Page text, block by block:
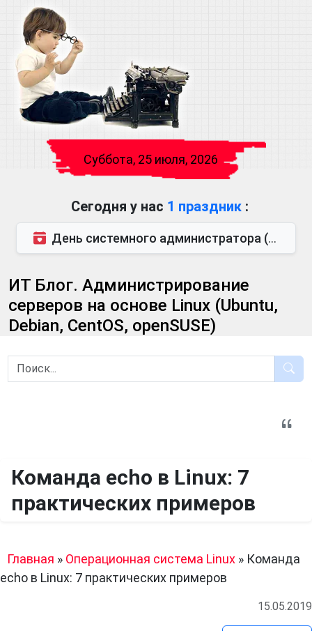
Суббота, 25 июля, 2026
Сегодня у нас 1 праздник :
День системного администратора (также известен как День сисадмина) — праздник, который отмечается...
ИТ Блог. Администрирование
серверов на основе Linux (Ubuntu,
Debian, CentOS, openSUSE)
Команда echo в Linux: 7
практических примеров
Главная » Операционная система Linux » Команда
echo в Linux: 7 практических примеров
15.05.2019